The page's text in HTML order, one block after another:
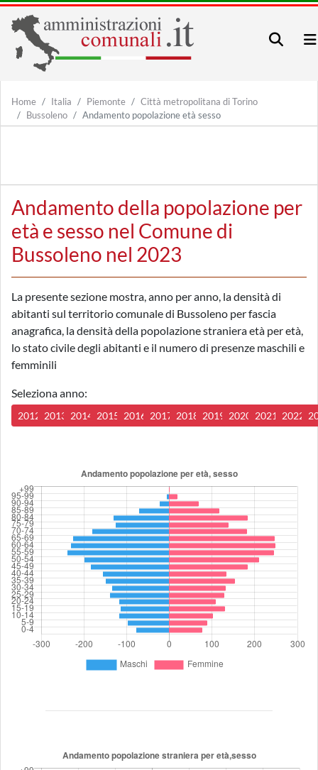
Home Italia Piemonte
Città metropolitana di Torino
Bussoleno
Andamento popolazione età sesso
Andamento della popolazione per
età e sesso nel Comune di
Bussoleno nel 2023
La presente sezione mostra, anno per anno, la densità di
abitanti sul territorio comunale di Bussoleno per fascia
anagrafica, la densità della popolazione straniera età per età,
lo stato civile degli abitanti e il numero di presenze maschili e
femminili
Seleziona anno:
2012 2013 2014 2015 2016 2017 2018 2019 2020 2021 2022